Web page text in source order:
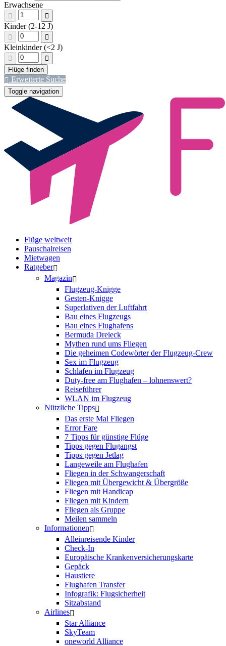
Erwachsene
Kinder (2-12 J)
Kleinkinder (<2 J)
Erweiterte Suche
Toggle navigation
Flüge weltweit
Pauschalreisen
Mietwagen
Ratgeber
Magazin
Flugzeug-Knigge
Gesten-Knigge
Superlativen der Luftfahrt
Bau eines Flugzeugs
Bau eines Flughafens
Bermuda Dreieck
Mythen rund ums Fliegen
Die geheimen Codewörter der Flugzeug-Crew
Sex im Flugzeug
Schlafen im Flugzeug
Duty-free am Flughafen – lohnenswert?
Reiseführer
WLAN im Flugzeug
Nützliche Tipps
Das erste Mal Fliegen
Error Fare
7 Tipps für günstige Flüge
Tipps gegen Flugangst
Tipps gegen Jetlag
Langeweile am Flughafen
Fliegen in der Schwangerschaft
Fliegen mit Übergewicht & Übergröße
Fliegen mit Handicap
Fliegen mit Kindern
Fliegen als Gruppe
Meilen sammeln
Informationen
Alleinreisende Kinder
Check-In
Europäische Krankenversicherungskarte
Gepäck
Haustiere
Flughafen Transfer
Infografik: Flugsicherheit
Sitzabstand
Airlines
Star Alliance
SkyTeam
oneworld Alliance